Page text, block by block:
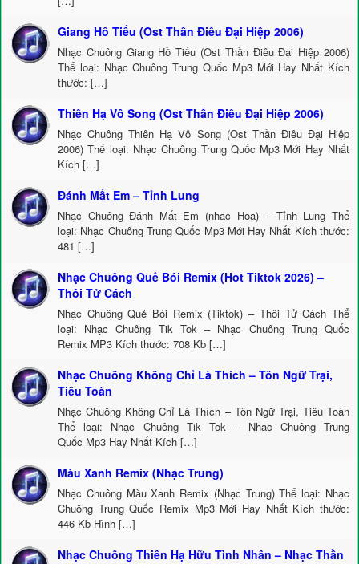
Giang Hồ Tiếu (Ost Thần Điêu Đại Hiệp 2006)
Nhạc Chuông Giang Hồ Tiếu (Ost Thần Điêu Đại Hiệp 2006)
Thể loại: Nhạc Chuông Trung Quốc Mp3 Mới Hay Nhất Kích
thước: […]
Thiên Hạ Vô Song (Ost Thần Điêu Đại Hiệp 2006)
Nhạc Chuông Thiên Hạ Vô Song (Ost Thần Điêu Đại Hiệp
2006) Thể loại: Nhạc Chuông Trung Quốc Mp3 Mới Hay Nhất
Kích […]
Đánh Mất Em – Tỉnh Lung
Nhạc Chuông Đánh Mất Em (nhac Hoa) – Tỉnh Lung Thể
loại: Nhạc Chuông Trung Quốc Mp3 Mới Hay Nhất Kích thước:
481 […]
Nhạc Chuông Quẻ Bói Remix (Hot Tiktok 2026) –
Thôi Tử Cách
Nhạc Chuông Quẻ Bói Remix (Tiktok) – Thôi Tử Cách Thể
loại: Nhạc Chuông Tik Tok – Nhạc Chuông Trung Quốc
Remix MP3 Kích thước: 708 Kb […]
Nhạc Chuông Không Chỉ Là Thích – Tôn Ngữ Trại,
Tiêu Toàn
Nhạc Chuông Không Chỉ Là Thích – Tôn Ngữ Trại, Tiêu Toàn
Thể loại: Nhạc Chuông Tik Tok – Nhạc Chuông Trung
Quốc Mp3 Hay Nhất Kích […]
Màu Xanh Remix (Nhạc Trung)
Nhạc Chuông Màu Xanh Remix (Nhạc Trung) Thể loại: Nhạc
Chuông Trung Quốc Remix Mp3 Mới Hay Nhất Kích thước:
446 Kb Hình […]
Nhạc Chuông Thiên Hạ Hữu Tình Nhân – Nhạc Thần